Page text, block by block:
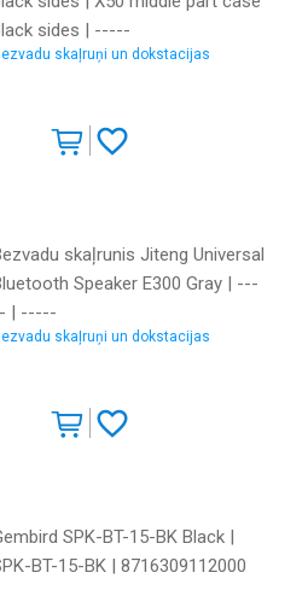
sides | -----
skaļruņi un dokstacijas
skaļrunis Jiteng Universal
Speaker E300 Gray | ---
| -----
skaļruņi un dokstacijas
SPK-BT-15-BK Black |
BT-15-BK | 8716309112000